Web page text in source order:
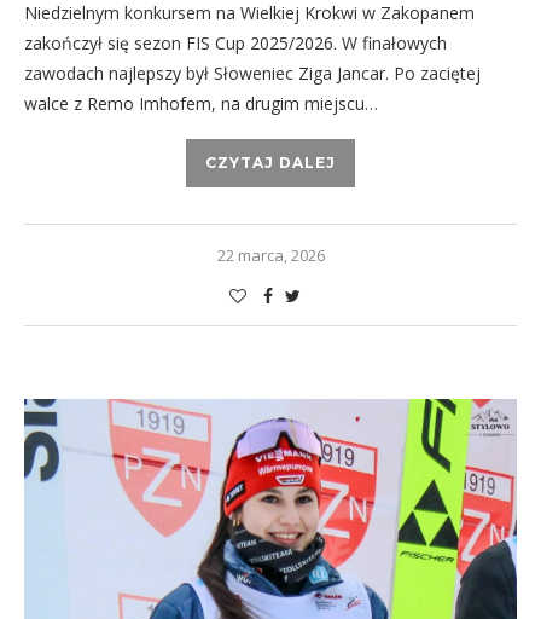
Niedzielnym konkursem na Wielkiej Krokwi w Zakopanem
zakończył się sezon FIS Cup 2025/2026. W finałowych
zawodach najlepszy był Słoweniec Ziga Jancar. Po zaciętej
walce z Remo Imhofem, na drugim miejscu…
CZYTAJ DALEJ
22 marca, 2026